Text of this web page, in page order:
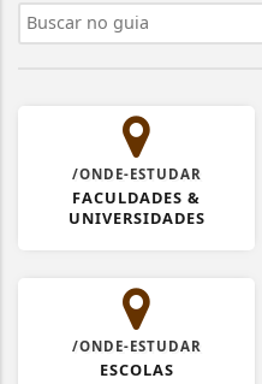
/ONDE-ESTUDAR
FACULDADES &
UNIVERSIDADES
/ONDE-ESTUDAR
ESCOLAS